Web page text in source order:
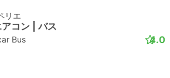
リエ
コン | バス
Bus 4.0